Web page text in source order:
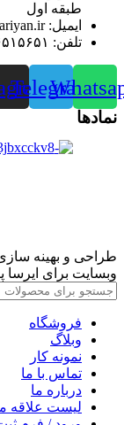
طبقه اول
ایمیل: info@irsapardisariyan.ir
تلفن: ۳۶۵۱۵۶۵۱ - ۰۷۱
Telegram
نمادها
طراحی و بهینه
وبسایت برای
فروشگاه
وبلاگ
نمونه کار
تماس با ما
درباره ما
لیست علاقه